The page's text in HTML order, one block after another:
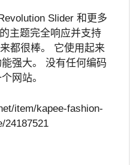
Slider 和更多
主题完全响应并支持
都很棒。 它使用起来
强大。 没有任何编码
网站。
item/kapee-fashion-
24187521